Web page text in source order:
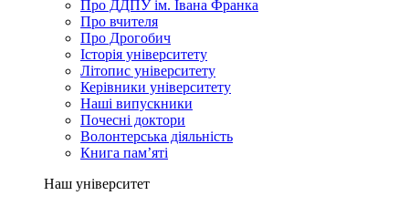
Про ДДПУ ім. Івана Франка
Про вчителя
Про Дрогобич
Історія університету
Літопис університету
Керівники університету
Наші випускники
Почесні доктори
Волонтерська діяльність
Книга пам’яті
Наш університет